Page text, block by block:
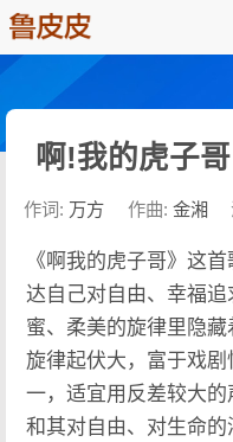
啊!我的虎子哥
作词: 万方 作曲: 金湘
《啊我的虎子哥》这
达自己对自由、幸福
蜜、柔美的旋律里隐藏
旋律起伏大，富于戏
一，适宜用反差较大
和其对自由、对生命